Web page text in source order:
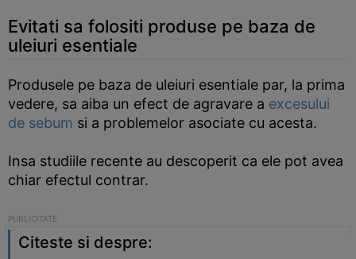
Evitati sa folositi produse pe baza de
uleiuri esentiale
Produsele pe baza de uleiuri esentiale par, la prima
vedere, sa aiba un efect de agravare a excesului
de sebum si a problemelor asociate cu acesta.
Insa studiile recente au descoperit ca ele pot avea
chiar efectul contrar.
Citeste si despre: